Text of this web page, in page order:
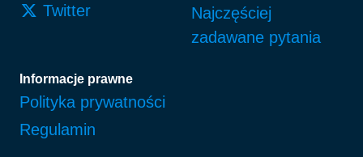
Twitter
Najczęściej
zadawane pytania
Informacje prawne
Polityka prywatności
Regulamin